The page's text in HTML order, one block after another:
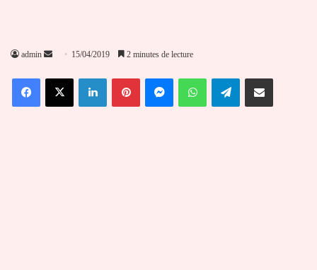
admin
Envoyer
courriel
15/04/2019 2 minutes de lecture
FacebookX LinkedinPinterestMessengerWhatsAppTelegramPartager par email